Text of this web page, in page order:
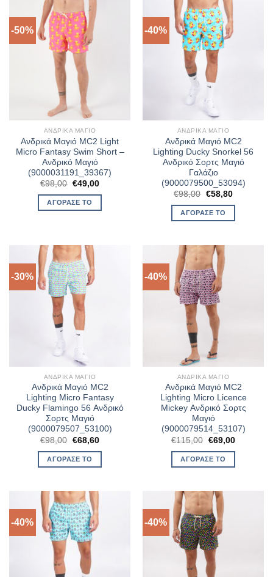
-50%
ΑΝΔΡΙΚΆ ΜΑΓΙΌ
Ανδρικά Μαγιό MC2 Light
Micro Fantasy Swim Short –
Ανδρικό Μαγιό
(9000031191_39367)
€98,00 Original
was:
€98,00.
€49,00Η
ΑΓΌΡΑΣΈ ΤΟ
-40%
ΑΝΔΡΙΚΆ ΜΑΓΙΌ
Ανδρικά Μαγιό MC2
Lighting Ducky Snorkel 56
Ανδρικό Σορτς Μαγιό
Γαλάζιο
(9000079500_53094)
€98,00 Original
was:
€98,00.
€58,80Η
ΑΓΌΡΑΣΈ ΤΟ
-30%
ΑΝΔΡΙΚΆ ΜΑΓΙΌ
Ανδρικά Μαγιό MC2
Lighting Micro Fantasy
Ducky Flamingo 56 Ανδρικό
Σορτς Μαγιό
(9000079507_53100)
€98,00 Original
price
was:
€98,00.
€68,60Η
τιμή
ΑΓΌΡΑΣΈ ΤΟ
-40%
ΑΝΔΡΙΚΆ ΜΑΓΙΌ
Ανδρικά Μαγιό MC2
Lighting Micro Licence
Mickey Ανδρικό Σορτς
Μαγιό
(9000079514_53107)
€115,00 Original
price
was:
€115,00.
€69,00Η
ΑΓΌΡΑΣΈ ΤΟ
-40% -40%